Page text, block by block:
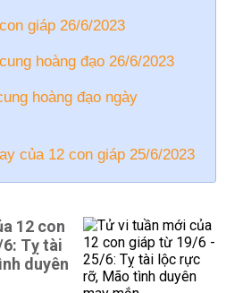
giáp 26/6/2023
hoàng đạo 26/6/2023
hoàng đạo ngày
của 12 con giáp 25/6/2023
12 con
Tỵ tài
duyên